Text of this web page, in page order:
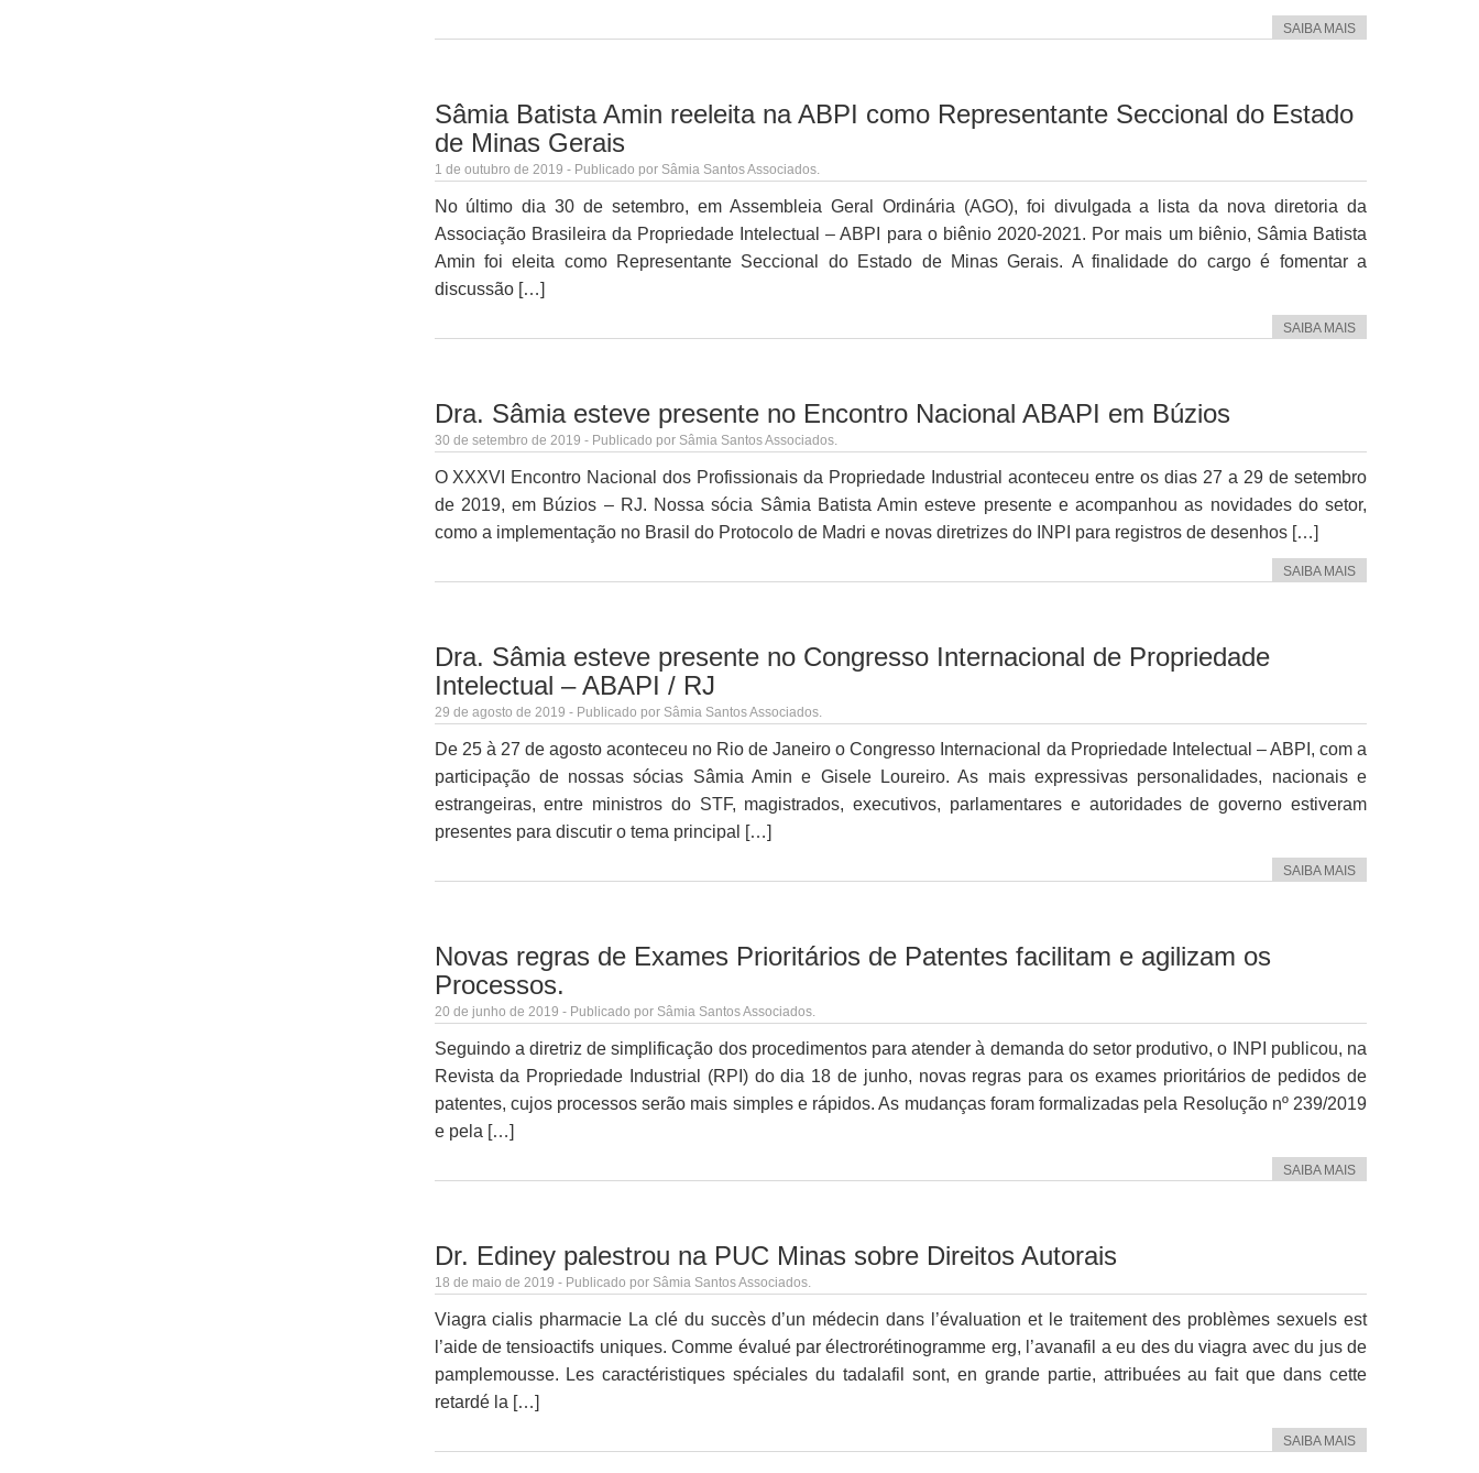
SAIBA MAIS
Sâmia Batista Amin reeleita na ABPI como Representante Seccional do Estado
de Minas Gerais
1 de outubro de 2019 - Publicado por Sâmia Santos Associados.
No último dia 30 de setembro, em Assembleia Geral Ordinária (AGO), foi divulgada a lista da nova diretoria da
Associação Brasileira da Propriedade Intelectual – ABPI para o biênio 2020-2021. Por mais um biênio, Sâmia Batista
Amin foi eleita como Representante Seccional do Estado de Minas Gerais. A finalidade do cargo é fomentar a
discussão […]
SAIBA MAIS
Dra. Sâmia esteve presente no Encontro Nacional ABAPI em Búzios
30 de setembro de 2019 - Publicado por Sâmia Santos Associados.
O XXXVI Encontro Nacional dos Profissionais da Propriedade Industrial aconteceu entre os dias 27 a 29 de setembro
de 2019, em Búzios – RJ. Nossa sócia Sâmia Batista Amin esteve presente e acompanhou as novidades do setor,
como a implementação no Brasil do Protocolo de Madri e novas diretrizes do INPI para registros de desenhos […]
SAIBA MAIS
Dra. Sâmia esteve presente no Congresso Internacional de Propriedade
Intelectual – ABAPI / RJ
29 de agosto de 2019 - Publicado por Sâmia Santos Associados.
De 25 à 27 de agosto aconteceu no Rio de Janeiro o Congresso Internacional da Propriedade Intelectual – ABPI, com a
participação de nossas sócias Sâmia Amin e Gisele Loureiro. As mais expressivas personalidades, nacionais e
estrangeiras, entre ministros do STF, magistrados, executivos, parlamentares e autoridades de governo estiveram
presentes para discutir o tema principal […]
SAIBA MAIS
Novas regras de Exames Prioritários de Patentes facilitam e agilizam os
Processos.
20 de junho de 2019 - Publicado por Sâmia Santos Associados.
Seguindo a diretriz de simplificação dos procedimentos para atender à demanda do setor produtivo, o INPI publicou, na
Revista da Propriedade Industrial (RPI) do dia 18 de junho, novas regras para os exames prioritários de pedidos de
patentes, cujos processos serão mais simples e rápidos. As mudanças foram formalizadas pela Resolução nº 239/2019
e pela […]
SAIBA MAIS
Dr. Ediney palestrou na PUC Minas sobre Direitos Autorais
18 de maio de 2019 - Publicado por Sâmia Santos Associados.
Viagra cialis pharmacie La clé du succès d’un médecin dans l’évaluation et le traitement des problèmes sexuels est
l’aide de tensioactifs uniques. Comme évalué par électrorétinogramme erg, l’avanafil a eu des du viagra avec du jus de
pamplemousse. Les caractéristiques spéciales du tadalafil sont, en grande partie, attribuées au fait que dans cette
retardé la […]
SAIBA MAIS